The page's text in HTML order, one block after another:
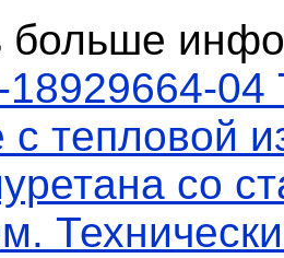
больше
18929664-
с тепловой
со